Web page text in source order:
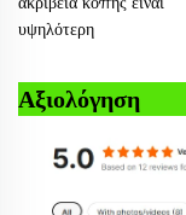
υψηλότερη
Αξιολόγηση